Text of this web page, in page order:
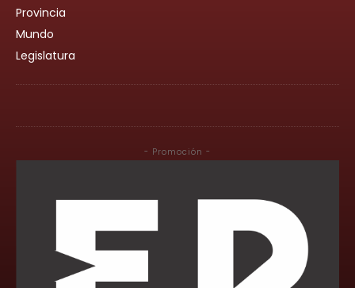
Provincia
Mundo
Legislatura
- Promoción -